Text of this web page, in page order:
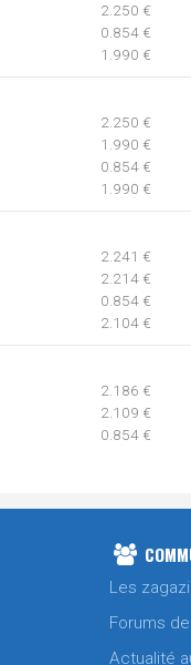
2.250 €
0.854 €
1.990 €
2.250 €
1.990 €
0.854 €
1.990 €
2.241 €
2.214 €
0.854 €
2.104 €
2.186 €
2.109 €
0.854 €
2.061 €
0.854 €
Les
Forums
Actualité